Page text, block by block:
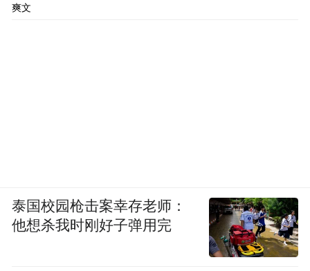
爽文
泰国校园枪击案幸存老师：
他想杀我时刚好子弹用完